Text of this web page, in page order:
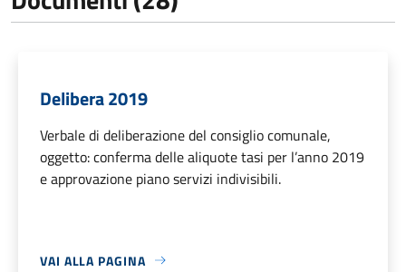
Delibera 2019
Verbale di deliberazione del consiglio comunale,
oggetto: conferma delle aliquote tasi per l’anno 2019
e approvazione piano servizi indivisibili.
VAI ALLA PAGINA